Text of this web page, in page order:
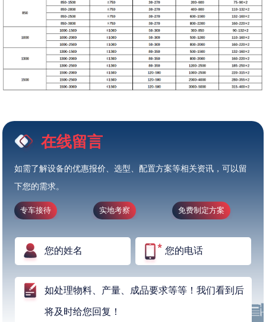
在线留言
如需了解设备的优惠报价、选型、配置方案等相关资讯，可以留
下您的需求。
专车接待 实地考察 免费制定方案